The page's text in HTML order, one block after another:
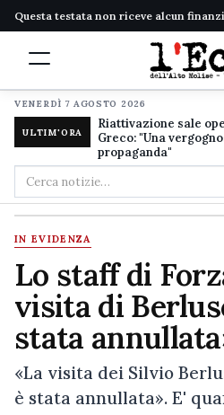
Questa testata non riceve alcun
VENERDÌ 7 AGOSTO 2026
ULTIM'ORA
Riattivazione sale
Greco: "Una
propaganda"
Cerca
nel
sito
IN EVIDENZA
Lo staff di
visita di
stata
«La visita dei Silvio
è stata annullata». E'